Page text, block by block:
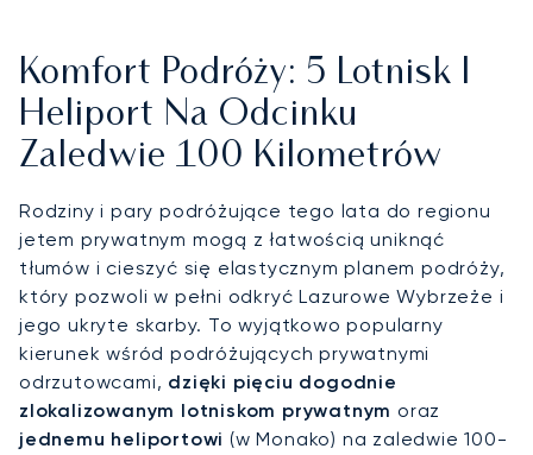
Komfort Podróży: 5 Lotnisk I
Heliport Na Odcinku
Zaledwie 100 Kilometrów
Rodziny i pary podróżujące tego lata do regionu
jetem prywatnym mogą z łatwością uniknąć
tłumów i cieszyć się elastycznym planem podróży,
który pozwoli w pełni odkryć Lazurowe Wybrzeże i
jego ukryte skarby. To wyjątkowo popularny
kierunek wśród podróżujących prywatnymi
odrzutowcami, dzięki pięciu dogodnie
zlokalizowanym lotniskom prywatnym oraz
jednemu heliportowi (w Monako) na zaledwie 100-